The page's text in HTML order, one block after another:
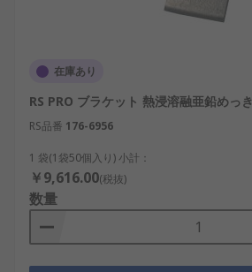
在庫あり
RS PRO ブラケット 熱浸溶融亜鉛めっき
RS品番 176-6956
1 袋(1袋50個入り) 小計：
￥9,616.00(税抜)
数量